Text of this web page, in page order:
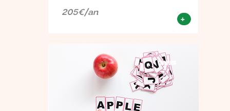
205€/an +
Langues